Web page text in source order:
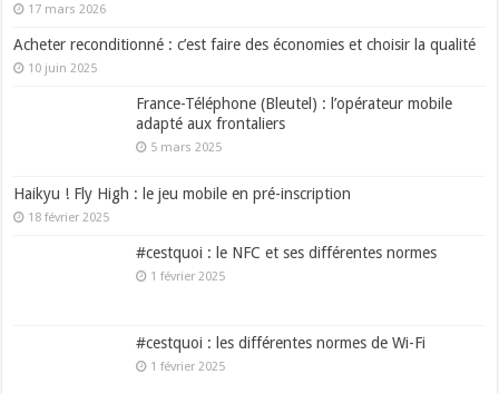
17 mars 2026
Acheter reconditionné : c’est faire des économies et choisir la qualité
10 juin 2025
France-Téléphone (Bleutel) : l’opérateur mobile
adapté aux frontaliers
5 mars 2025
Haikyu ! Fly High : le jeu mobile en pré-inscription
18 février 2025
#cestquoi : le NFC et ses différentes normes
1 février 2025
#cestquoi : les différentes normes de Wi-Fi
1 février 2025